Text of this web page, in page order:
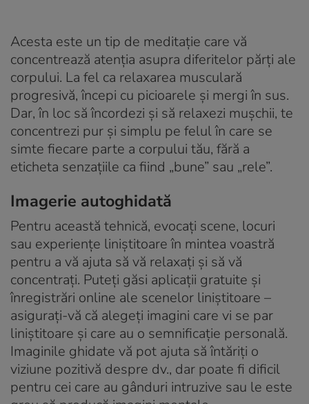
Acesta este un tip de meditație care vă
concentrează atenția asupra diferitelor părți ale
corpului. La fel ca relaxarea musculară
progresivă, începi cu picioarele și mergi în sus.
Dar, în loc să încordezi și să relaxezi mușchii, te
concentrezi pur și simplu pe felul în care se
simte fiecare parte a corpului tău, fără a
eticheta senzațiile ca fiind „bune” sau „rele”.
Imagerie autoghidată
Pentru această tehnică, evocați scene, locuri
sau experiențe liniștitoare în mintea voastră
pentru a vă ajuta să vă relaxați și să vă
concentrați. Puteți găsi aplicații gratuite și
înregistrări online ale scenelor liniștitoare –
asigurați-vă că alegeți imagini care vi se par
liniștitoare și care au o semnificație personală.
Imaginile ghidate vă pot ajuta să întăriți o
viziune pozitivă despre dv., dar poate fi dificil
pentru cei care au gânduri intruzive sau le este